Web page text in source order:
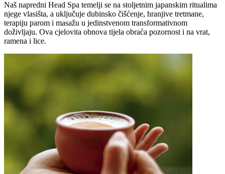
Naš napredni Head Spa temelji se na stoljetnim japanskim ritualima
njege vlasišta, a uključuje dubinsko čišćenje, hranjive tretmane,
terapiju parom i masažu u jedinstvenom transformativnom
doživljaju. Ova cjelovita obnova tijela obraća pozornost i na vrat,
ramena i lice.